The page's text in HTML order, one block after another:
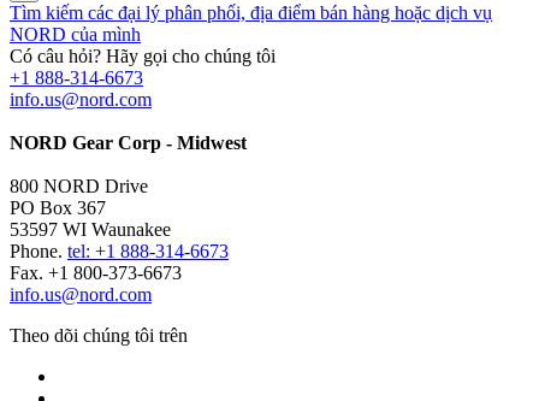
Tìm kiếm các đại lý phân phối, địa điểm bán hàng hoặc dịch vụ
NORD của mình
Có câu hỏi? Hãy gọi cho chúng tôi
+1 888-314-6673
info.us@nord.com
NORD Gear Corp - Midwest
800 NORD Drive
PO Box 367
53597 WI Waunakee
Phone. tel: +1 888-314-6673
Fax. +1 800-373-6673
info.us@nord.com
Theo dõi chúng tôi trên